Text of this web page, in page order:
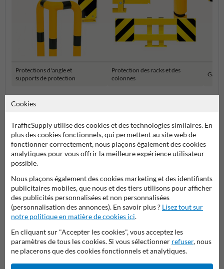
Protections d'angle et
supports de protection
Protection des racks et des
colonnes
Poser votre question à Panneausecurite.be
Nom de l'entreprise
Cookies
TrafficSupply utilise des cookies et des technologies similaires. En
plus des cookies fonctionnels, qui permettent au site web de
fonctionner correctement, nous plaçons également des cookies
analytiques pour vous offrir la meilleure expérience utilisateur
possible.
Nous plaçons également des cookies marketing et des identifiants
publicitaires mobiles, que nous et des tiers utilisons pour afficher
des publicités personnalisées et non personnalisées
(personnalisation des annonces). En savoir plus ? Lisez tout sur
notre politique en matière de cookies ici.
En cliquant sur "Accepter les cookies", vous acceptez les
paramètres de tous les cookies. Si vous sélectionner refuser, nous
ne placerons que des cookies fonctionnels et analytiques.